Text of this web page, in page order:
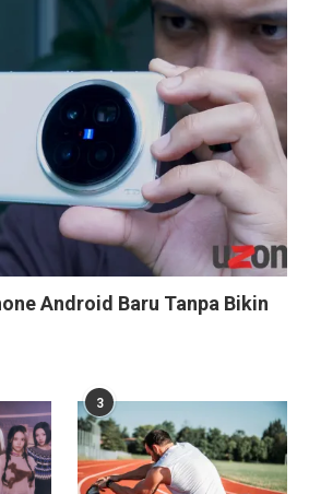
Android Baru Tanpa Bikin
3